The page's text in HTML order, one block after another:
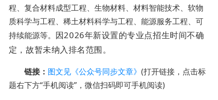
程、复合材料成型工程、生物材料、材料智能技术、软物
质科学与工程、稀土材料科学与工程、能源服务工程、可
持续能源等。 因2026年新设置的专业点招生时间不确
定，故暂未纳入排名范围。
链接： 图文见《公众号同步文章》 (打开链接，点击标
题右下方“手机阅读”，微信扫码即可手机阅读)